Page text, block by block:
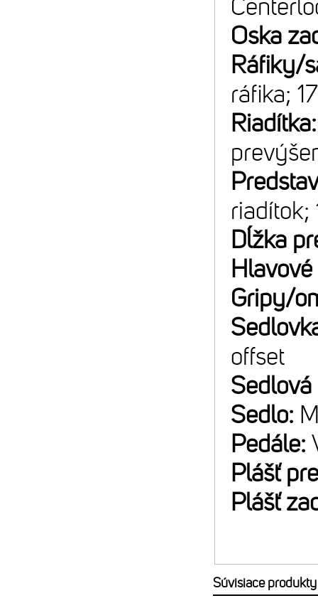
Oska
Ráfiky/
ráfika;
riadítok;
Dĺžka
Gripy/
offset
Sedlo:
Pedále:
Plášť
Plášť
Súvisiace produkty